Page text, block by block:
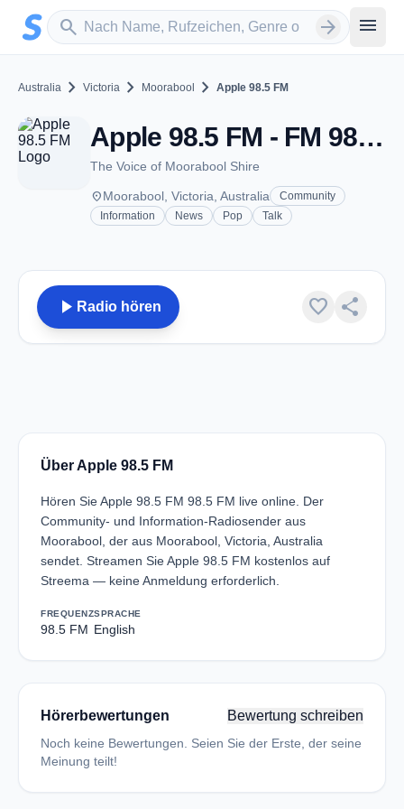
Zum Hauptinhalt springen
search
Sender suchen arrow_forward menu
Australia chevron_right Victoria chevron_right Moorabool chevron_right Apple 98.5 FM
Apple 98.5 FM - FM 98.5 - Moorabool, Vic
The Voice of Moorabool Shire
placeMoorabool, Victoria, Australia
Community
Information
News Pop Talk
play_arrow Radio hören favorite share
Über Apple 98.5 FM
Hören Sie Apple 98.5 FM 98.5 FM live online. Der
Community- und Information-Radiosender aus
Moorabool, der aus Moorabool, Victoria, Australia
sendet. Streamen Sie Apple 98.5 FM kostenlos auf
Streema — keine Anmeldung erforderlich.
FREQUENZ
98.5 FM
SPRACHE
English
Hörerbewertungen Bewertung schreiben
Noch keine Bewertungen. Seien Sie der Erste, der seine
Meinung teilt!